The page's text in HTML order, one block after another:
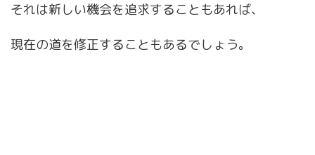
それは新しい機会を追求することもあれば、
現在の道を修正することもあるでしょう。